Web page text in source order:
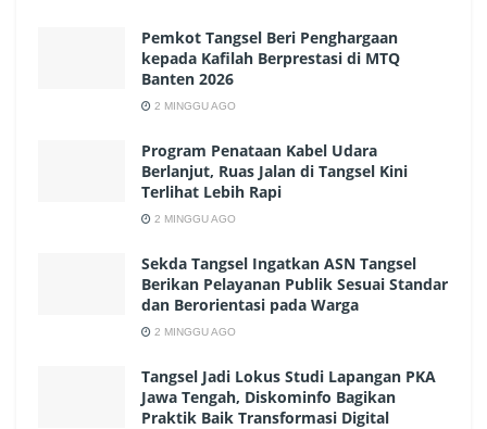
Pemkot Tangsel Beri Penghargaan
kepada Kafilah Berprestasi di MTQ
Banten 2026
2 MINGGU AGO
Program Penataan Kabel Udara
Berlanjut, Ruas Jalan di Tangsel Kini
Terlihat Lebih Rapi
2 MINGGU AGO
Sekda Tangsel Ingatkan ASN Tangsel
Berikan Pelayanan Publik Sesuai Standar
dan Berorientasi pada Warga
2 MINGGU AGO
Tangsel Jadi Lokus Studi Lapangan PKA
Jawa Tengah, Diskominfo Bagikan
Praktik Baik Transformasi Digital